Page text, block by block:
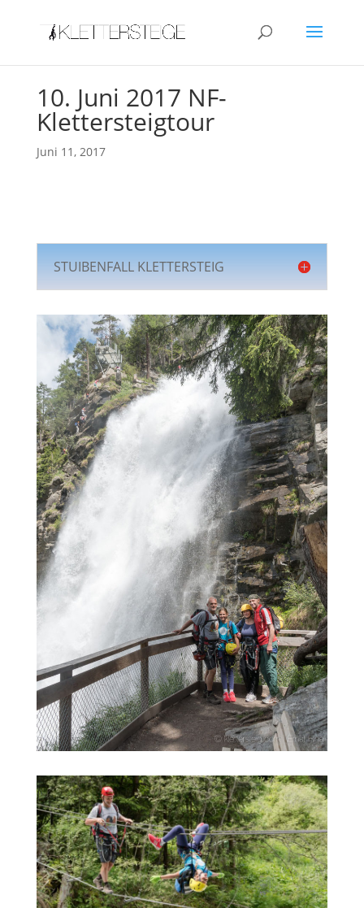
10. Juni 2017 NF-
Klettersteigtour
Juni 11, 2017
STUIBENFALL KLETTERSTEIG